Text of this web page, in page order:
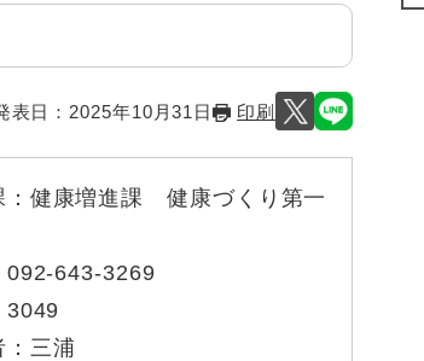
表日： 2025年10月31日 印刷
健康増進課 健康づくり第一
092-643-3269
3049
三浦